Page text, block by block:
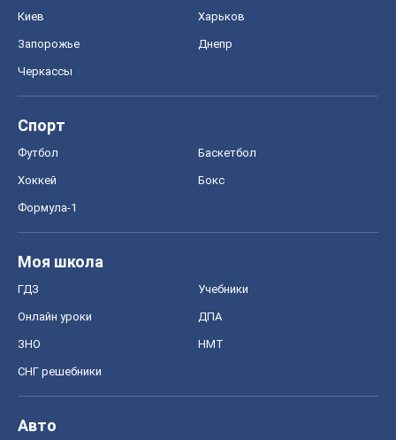
Киев Харьков
Запорожье Днепр
Черкассы
Спорт
Футбол Баскетбол
Хоккей Бокс
Формула-1
Моя школа
ГДЗ Учебники
Онлайн уроки ДПА
ЗНО НМТ
СНГ решебники
Авто